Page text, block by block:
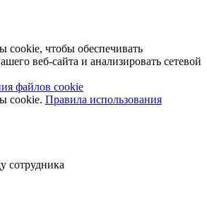
чтобы обеспечивать
веб-сайта и анализировать сетевой
файлов cookie
cookie. Правила использования
сотрудника